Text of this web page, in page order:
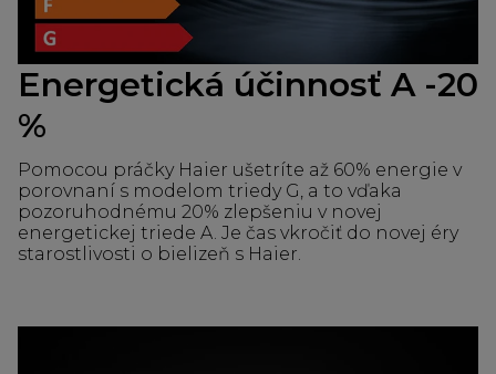
Energetická účinnosť A -20
%
Pomocou práčky Haier ušetríte až 60% energie v
porovnaní s modelom triedy G, a to vďaka
pozoruhodnému 20% zlepšeniu v novej
energetickej triede A. Je čas vkročiť do novej éry
starostlivosti o bielizeň s Haier.